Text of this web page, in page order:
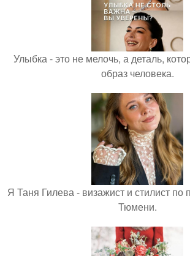
Улыбка - это не мелочь, а деталь,
образ человека.
Я Таня Гилева - визажист и стилист по
Тюмени.